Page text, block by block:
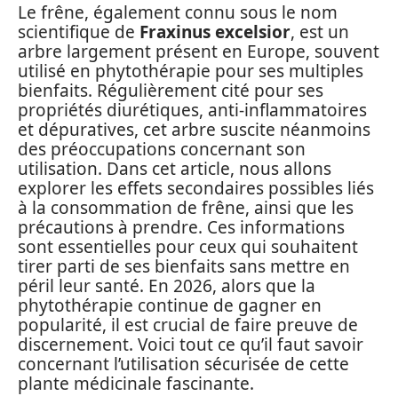
Le frêne, également connu sous le nom
scientifique de Fraxinus excelsior, est un
arbre largement présent en Europe, souvent
utilisé en phytothérapie pour ses multiples
bienfaits. Régulièrement cité pour ses
propriétés diurétiques, anti-inflammatoires
et dépuratives, cet arbre suscite néanmoins
des préoccupations concernant son
utilisation. Dans cet article, nous allons
explorer les effets secondaires possibles liés
à la consommation de frêne, ainsi que les
précautions à prendre. Ces informations
sont essentielles pour ceux qui souhaitent
tirer parti de ses bienfaits sans mettre en
péril leur santé. En 2026, alors que la
phytothérapie continue de gagner en
popularité, il est crucial de faire preuve de
discernement. Voici tout ce qu’il faut savoir
concernant l’utilisation sécurisée de cette
plante médicinale fascinante.